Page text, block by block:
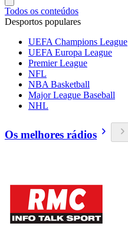
Todos os conteúdos
Desportos populares
UEFA Champions League
UEFA Europa League
Premier League
NFL
NBA Basketball
Major League Baseball
NHL
Os melhores rádios